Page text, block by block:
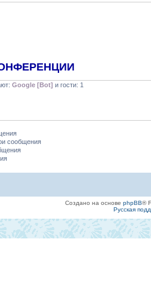
Google [Bot] и гости: 1
сообщения
Создано на основе phpBB®
Русская